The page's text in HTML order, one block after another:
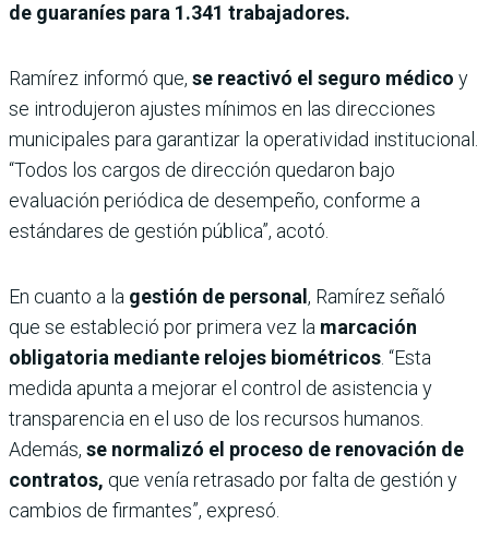
de guaraníes para 1.341 trabajadores.
Ramírez informó que, se reactivó el seguro médico y
se introdujeron ajustes mínimos en las direcciones
municipales para garantizar la operatividad institucional.
“Todos los cargos de dirección quedaron bajo
evaluación periódica de desempeño, conforme a
estándares de gestión pública”, acotó.
En cuanto a la gestión de personal , Ramírez señaló
que se estableció por primera vez la marcación
obligatoria mediante relojes biométricos. “Esta
medida apunta a mejorar el control de asistencia y
transparencia en el uso de los recursos humanos.
Además, se normalizó el proceso de renovación de
contratos, que venía retrasado por falta de gestión y
cambios de firmantes”, expresó.